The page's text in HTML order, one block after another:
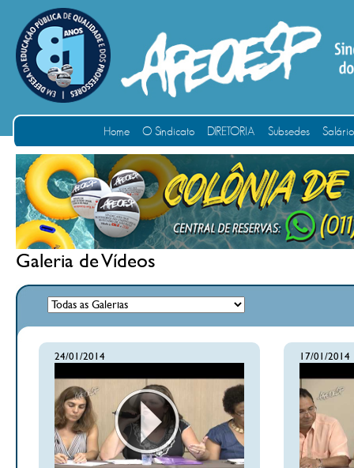
Home O Sindicato DIRETORIA Subsedes
Galeria de Vídeos
24/01/2014 17/01/2014